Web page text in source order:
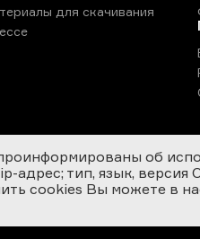
для скачивания
об
тип, язык, версия
cookies Вы можете в